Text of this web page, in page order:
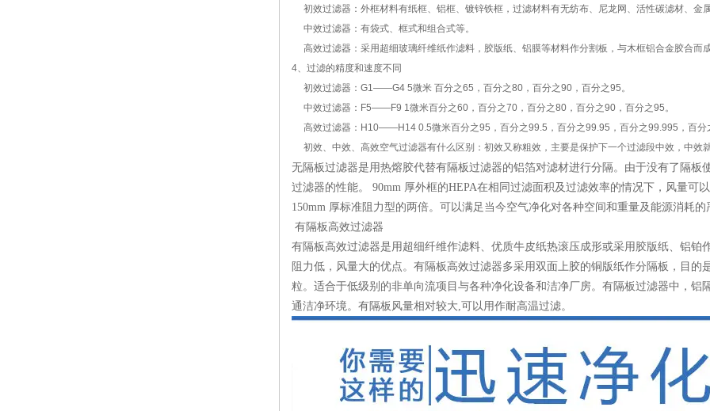
初效过滤器：外框材料有纸框、铝框、镀锌铁框，过滤材料有无纺布、尼龙网、活性碳滤材、金属
中效过滤器：有袋式、框式和组合式等。
高效过滤器：采用超细玻璃纤维纸作滤料，胶版纸、铝膜等材料作分割板，与木框铝合金胶合而成
4、过滤的精度和速度不同
初效过滤器：G1——G4 5微米 百分之65，百分之80，百分之90，百分之95。
中效过滤器：F5——F9 1微米百分之60，百分之70，百分之80，百分之90，百分之95。
高效过滤器：H10——H14 0.5微米百分之95，百分之99.5，百分之99.95，百分之99.995，百分
初效、中效、高效空气过滤器有什么区别：初效又称粗效，主要是保护下一个过滤段中效，中效
无隔板过滤器是用热熔胶代替有隔板过滤器的铝箔对滤材进行分隔。由于没有了隔板
过滤器的性能。 90mm 厚外框的HEPA在相同过滤面积及过滤效率的情况下，风量可
150mm 厚标准阻力型的两倍。可以满足当今空气净化对各种空间和重量及能源消耗的
有隔板高效过滤器
有隔板高效过滤器是用超细纤维作滤料、优质牛皮纸热滚压成形或采用胶版纸、铝铂
阻力低，风量大的优点。有隔板高效过滤器多采用双面上胶的铜版纸作分隔板，目
粒。适合于低级别的非单向流项目与各种净化设备和洁净厂房。有隔板过滤器中，
通洁净环境。有隔板风量相对较大,可以用作耐高温过滤。